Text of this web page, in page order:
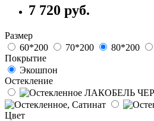
7 720 руб.
Размер
60*200
70*200 80*200
Покрытие
Экошпон
Остекление
Цвет